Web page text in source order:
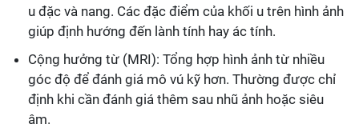
u đặc và nang. Các đặc điểm của khối u trên hình ảnh
giúp định hướng đến lành tính hay ác tính.
Cộng hưởng từ (MRI): Tổng hợp hình ảnh từ nhiều
góc độ để đánh giá mô vú kỹ hơn. Thường được chỉ
định khi cần đánh giá thêm sau nhũ ảnh hoặc siêu
âm.